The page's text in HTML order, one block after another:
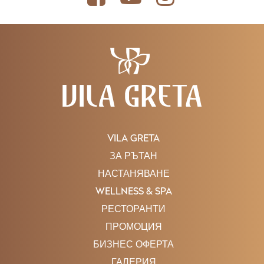
изворна пещера, се образувала пещерата Лазарев, в 56-
изследваните пещери е по-голяма от 10 000 метра, като има
обосновани предположения от спелеолозите, че в
действителност подземното пространство е много пъти по-
дълги пътеки. Пещерното пространство се състои от
монументални, красиви пристояници на звукови имена:
наход е представено от, наред с други неща: Стогс, Фонтен,
Пласт, Бизон, Карска Лодж, Диригент, Оркестър... Пещерата на
Лазари също е натуралист." В пещерата са открити три
изобилна в многобройни, подучени форми на живот.
Пещерите, като затворена система, водят жителите си по пътя
на еволюцията. Най-многобройните жители на пещерата
днес са прилепи. Във вътрешността на тези пещери любимото
VILA GRETA
ЗА РЪТАН
НАСТАНЯВАНЕ
WELLNESS & SPA
РЕСТОРАНТИ
ПРОМОЦИЯ
БИЗНЕС ОФЕРТА